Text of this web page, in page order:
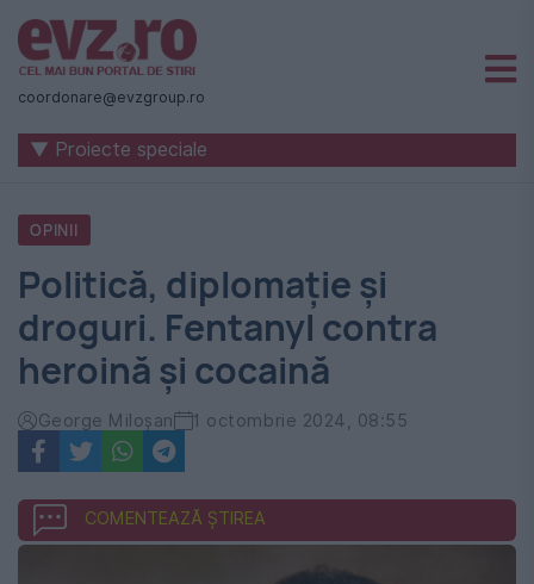
Știri
naționale
internaționale
România
-
Evenimentul
Zilei
coordonare@evzgroup.ro
▼ Proiecte speciale
OPINII
Politică, diplomație și
droguri. Fentanyl contra
heroină și cocaină
George Miloșan 1 octombrie 2024, 08:55
COMENTEAZĂ ȘTIREA